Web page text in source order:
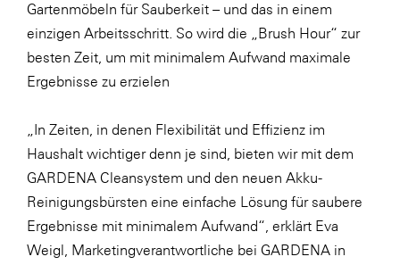
Gartenmöbeln für Sauberkeit – und das in einem
einzigen Arbeitsschritt. So wird die „Brush Hour“ zur
besten Zeit, um mit minimalem Aufwand maximale
Ergebnisse zu erzielen
„In Zeiten, in denen Flexibilität und Effizienz im
Haushalt wichtiger denn je sind, bieten wir mit dem
GARDENA Cleansystem und den neuen Akku-
Reinigungsbürsten eine einfache Lösung für saubere
Ergebnisse mit minimalem Aufwand“, erklärt Eva
Weigl, Marketingverantwortliche bei GARDENA in